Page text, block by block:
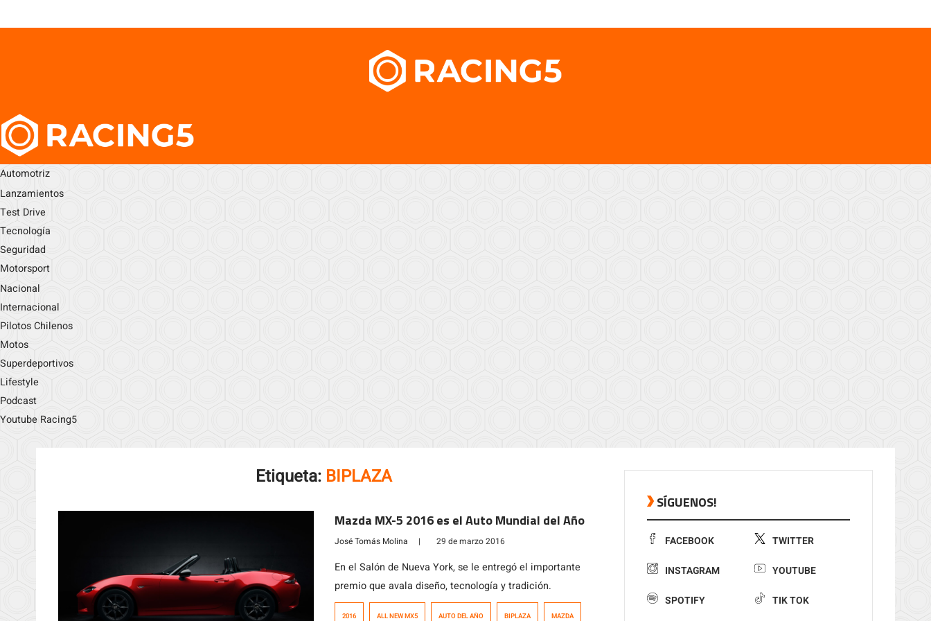
Automotriz
Lanzamientos
Test Drive
Tecnología
Seguridad
Motorsport
Nacional
Internacional
Pilotos Chilenos
Motos
Superdeportivos
Lifestyle
Podcast
Youtube Racing5
Etiqueta: BIPLAZA
Mazda MX-5 2016 es el Auto Mundial del Año
José Tomás Molina | 29 de marzo 2016
En el Salón de Nueva York, se le entregó el importante
premio que avala diseño, tecnología y tradición.
2016 ALL NEW MX5 AUTO DEL AÑO BIPLAZA MAZDA
SÍGUENOS!
FACEBOOK TWITTER
INSTAGRAM YOUTUBE
SPOTIFY TIK TOK